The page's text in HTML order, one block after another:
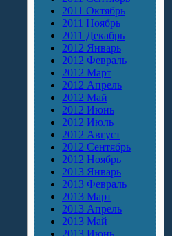
2011 Октябрь
2011 Ноябрь
2011 Декабрь
2012 Январь
2012 Февраль
2012 Март
2012 Апрель
2012 Май
2012 Июнь
2012 Июль
2012 Август
2012 Сентябрь
2012 Ноябрь
2013 Январь
2013 Февраль
2013 Март
2013 Апрель
2013 Май
2013 Июнь